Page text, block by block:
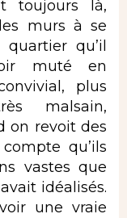
toujours là,
murs à se
qu’il
muté en
plus
malsain,
on revoit des
qu’ils
vastes que
idéalisés.
une vraie